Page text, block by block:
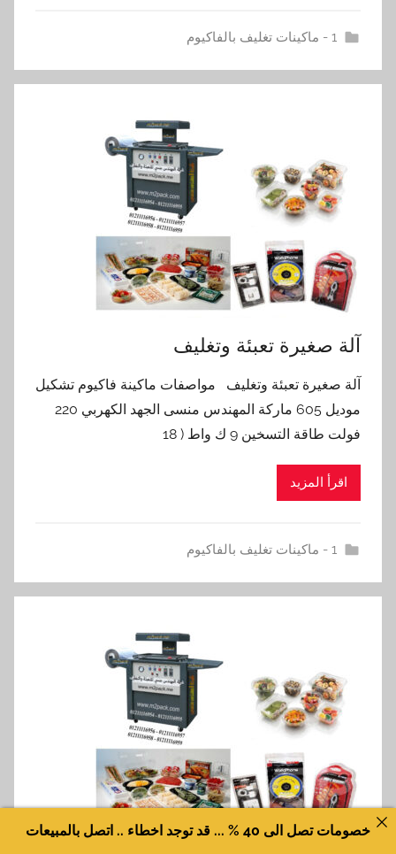
1 - ماكينات تغليف بالفاكيوم
آلة صغيرة تعبئة وتغليف
آلة صغيرة تعبئة وتغليف مواصفات ماكينة فاكيوم تشكيل
موديل 605 ماركة المهندس منسى الجهد الكهربي 220
فولت طاقة التسخين 9 ك واط ( 18
اقرأ المزيد
1 - ماكينات تغليف بالفاكيوم
خصومات تصل الى 40 % ... قد توجد اخطاء .. اتصل بالمبيعات